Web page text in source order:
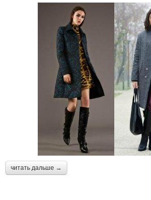
читать дальше →